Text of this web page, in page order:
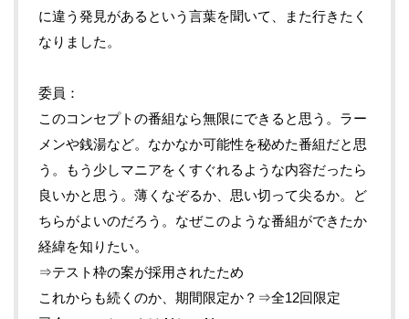
に違う発見があるという言葉を聞いて、また行きたく
なりました。
委員
このコンセプトの番組なら無限にできると思う。ラー
メンや銭湯など。なかなか可能性を秘めた番組だと思
う。もう少しマニアをくすぐれるような内容だったら
良いかと思う。薄くなぞるか、思い切って尖るか。ど
ちらがよいのだろう。なぜこのような番組ができたか
経緯を知りたい。
⇒テスト枠の案が採用されたため
これからも続くのか、期間限定か？⇒全12回限定